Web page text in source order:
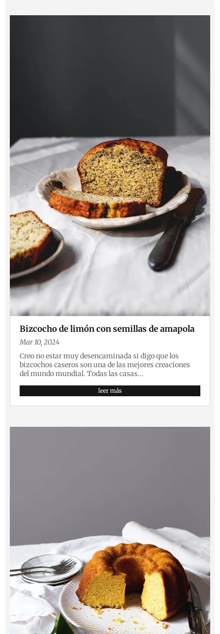
Bizcocho de limón con semillas de amapola
Mar 10, 2024
Creo no estar muy desencaminada si digo que los
bizcochos caseros son una de las mejores creaciones
del mundo mundial. Todas las casas...
leer más